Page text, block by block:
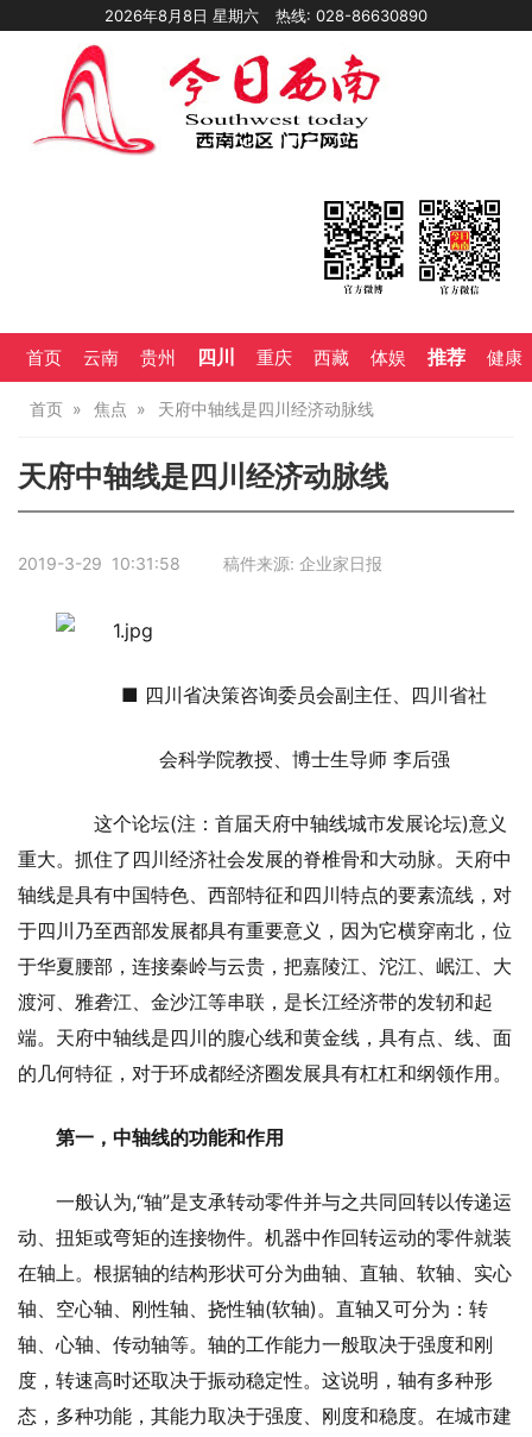
2026年8月8日 星期六 热线: 028-86630890
首页 云南 贵州 四川 重庆 西藏 体娱 推荐 健康
首页 焦点 天府中轴线是四川经济动脉线
天府中轴线是四川经济动脉线
2019-3-29 10:31:58 稿件来源: 企业家日报
■ 四川省决策咨询委员会副主任、四川省社
会科学院教授、博士生导师 李后强
这个论坛(注：首届天府中轴线城市发展论坛)意义
重大。抓住了四川经济社会发展的脊椎骨和大动脉。天府中
轴线是具有中国特色、西部特征和四川特点的要素流线，对
于四川乃至西部发展都具有重要意义，因为它横穿南北，位
于华夏腰部，连接秦岭与云贵，把嘉陵江、沱江、岷江、大
渡河、雅砻江、金沙江等串联，是长江经济带的发轫和起
端。天府中轴线是四川的腹心线和黄金线，具有点、线、面
的几何特征，对于环成都经济圈发展具有杠杠和纲领作用。
第一，中轴线的功能和作用
一般认为,“轴”是支承转动零件并与之共同回转以传递运
动、扭矩或弯矩的连接物件。机器中作回转运动的零件就装
在轴上。根据轴的结构形状可分为曲轴、直轴、软轴、实心
轴、空心轴、刚性轴、挠性轴(软轴)。直轴又可分为：转
轴、心轴、传动轴等。轴的工作能力一般取决于强度和刚
度，转速高时还取决于振动稳定性。这说明，轴有多种形
态，多种功能，其能力取决于强度、刚度和稳度。在城市建